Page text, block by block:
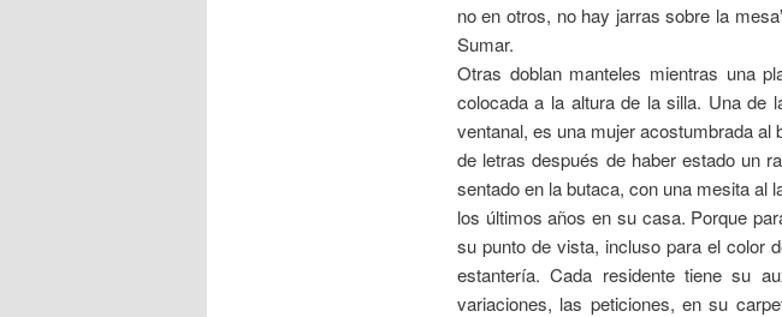
no en otros, no hay jarras sobre la
Sumar.
Otras doblan manteles mientras una
colocada a la altura de la silla. Una de
ventanal, es una mujer acostumbrada
de letras después de haber estado un
sentado en la butaca, con una mesita al
los últimos años en su casa. Porque
su punto de vista, incluso para el color
estantería. Cada residente tiene su
variaciones, las peticiones, en su